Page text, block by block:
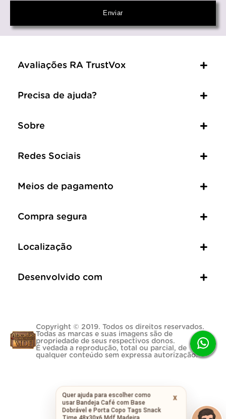
Avaliações RA TrustVox
Precisa de ajuda?
Sobre
Redes Sociais
Meios de pagamento
Compra segura
Localização
Desenvolvido com
Copyright © 2019. Todos os direitos reservados.
Todas as marcas e suas imagens são de
propriedade de seus respectivos donos.
É vedada a reprodução, total ou parcial, de
qualquer conteúdo sem expressa autorização.